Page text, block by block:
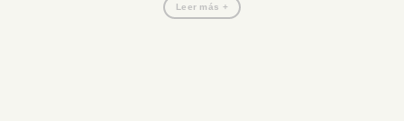
Leer más +